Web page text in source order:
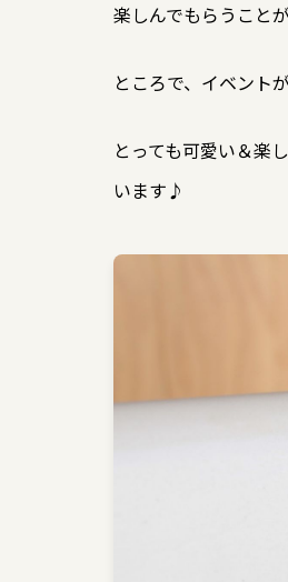
楽しんでもらうこと
ところで、イベント
とっても可愛い＆楽
います♪